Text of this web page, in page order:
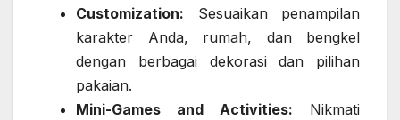
Customization: Sesuaikan penampilan
karakter Anda, rumah, dan bengkel
dengan berbagai dekorasi dan pilihan
pakaian.
Mini-Games and Activities: Nikmati